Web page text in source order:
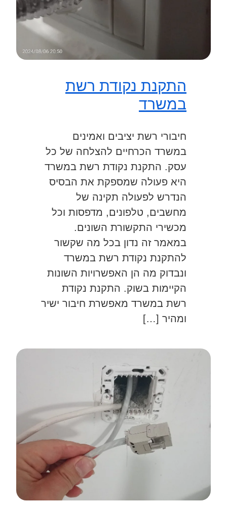
התקנת נקודת רשת
במשרד
חיבורי רשת יציבים ואמינים
במשרד הכרחיים להצלחה של כל
עסק. התקנת נקודת רשת במשרד
היא פעולה שמספקת את הבסיס
הנדרש לפעולה תקינה של
מחשבים, טלפונים, מדפסות וכל
מכשירי התקשורת השונים.
במאמר זה נדון בכל מה שקשור
להתקנת נקודת רשת במשרד
ונבדוק מה הן האפשרויות השונות
הקיימות בשוק. התקנת נקודת
רשת במשרד מאפשרת חיבור ישיר
ומהיר […]